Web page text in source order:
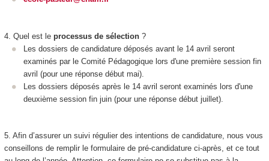
4. Quel est leprocessus de sélection ?
Les dossiers de candidature déposés avant le 14 avril seront
examinés par le Comité Pédagogique lors d'une première session fin
avril (pour une réponse début mai).
Les dossiers déposés après le 14 avril seront examinés lors d'une
deuxième session fin juin (pour une réponse début juillet).
5. Afin d’assurer un suivi régulier des intentions de candidature, nous vous
conseillons de remplir le formulaire de pré-candidature ci-après, et ce tout